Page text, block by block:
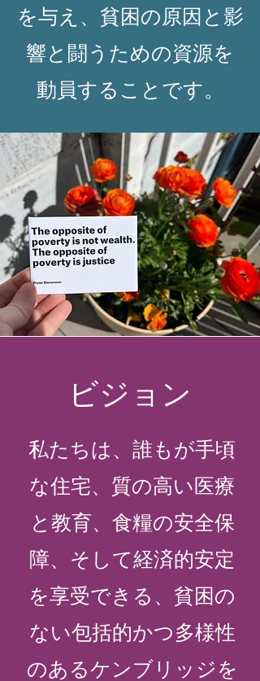
を与え、貧困の原因と影
響と闘うための資源を
動員することです。
ビジョン
私たちは、誰もが手頃
な住宅、質の高い医療
と教育、食糧の安全保
障、そして経済的安定
を享受できる、貧困の
ない包括的かつ多様性
のあるケンブリッジを